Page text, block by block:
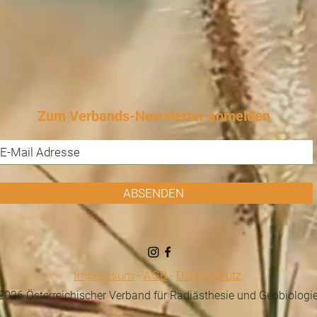
Zum Verbands-Newsletter anmelden
ABSENDEN
Impressum - AGB- Datenschutz
Österreichischer Verband für Radiästhesie und